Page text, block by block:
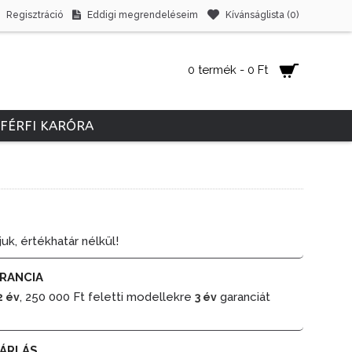
Regisztráció Eddigi megrendeléseim Kívánságlista (0)
0 termék - 0 Ft
FÉRFI KARÓRA
értékhatár nélkül!
év, 250 000 Ft feletti modellekre 3 év garanciát